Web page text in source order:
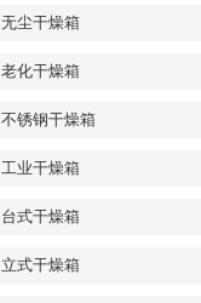
无尘干燥箱
老化干燥箱
不锈钢干燥箱
工业干燥箱
台式干燥箱
立式干燥箱